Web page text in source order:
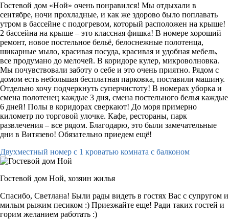
Гостевой дом «Ной» очень понравился! Мы отдыхали в
сентябре, ночи прохладные, и как же здорово было поплавать
утром в бассейне с подогревом, который расположен на крыше!
2 бассейна на крыше – это классная фишка! В номере хороший
ремонт, новое постельное бельё, белоснежные полотенца,
шикарные мыло, красивая посуда, красивая и удобная мебель,
все продумано до мелочей. В коридоре кулер, микроволновка.
Мы почувствовали заботу о себе и это очень приятно. Рядом с
домом есть небольшая бесплатная парковка, поставили машину.
Отдельно хочу подчеркнуть суперчистоту! В номерах уборка и
смена полотенец каждые 3 дня, смена постельного белья каждые
6 дней! Полы в коридорах сверкают! До моря примерно
километр по торговой улочке. Кафе, рестораны, парк
развлечения – все рядом. Благодарю, это были замечательные
дни в Витязево! Обязательно приедем ещё!
Двухместный номер с 1 кроватью комната с балконом
Гостевой дом Ной, хозяин жилья
Спасибо, Светлана! Были рады видеть в гостях Вас с супругом и
милым рыжим песиком :) Приезжайте еще! Ради таких гостей и
горим желанием работать :)